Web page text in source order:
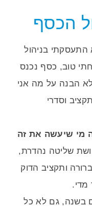
הכסף
בניהול
טוב, כסף נכנס
הבנה על מה אני
וסדרי
מי שיעשה את זה
שליטה נהדרת,
ותקציב הדוק
מדי.
בשנה, גם לא כל